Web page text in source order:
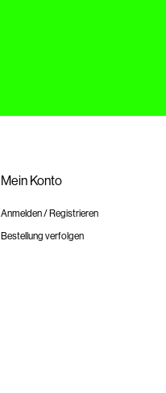
Mein Konto
Anmelden / Registrieren
Bestellung verfolgen